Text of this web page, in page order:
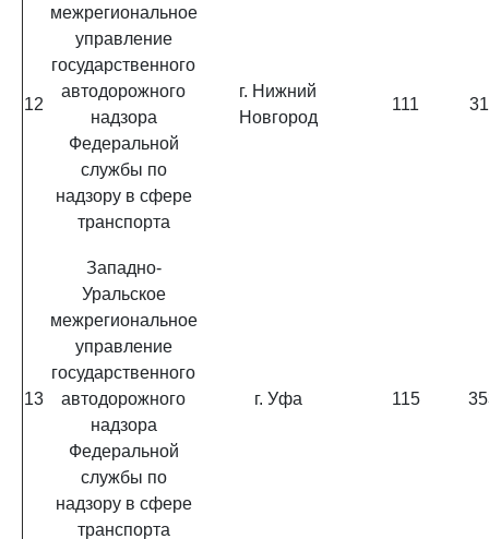
12
межрегиональное
управление
государственного
автодорожного
надзора
Федеральной
службы по
надзору в сфере
транспорта
г. Нижний
Новгород
111
13
Западно-
Уральское
межрегиональное
управление
государственного
автодорожного
надзора
Федеральной
службы по
надзору в сфере
транспорта
г. Уфа 115